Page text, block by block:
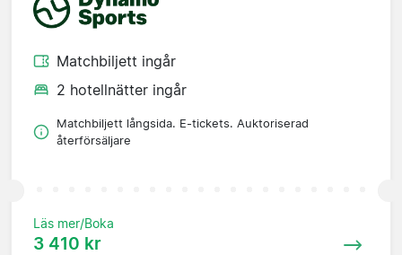
Matchbiljett ingår
2 hotellnätter ingår
Matchbiljett långsida. E-tickets. Auktoriserad
återförsäljare
Läs mer/Boka
3 410 kr